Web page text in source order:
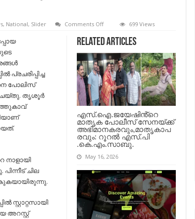
, National, Slider Comments Offon
സ്റ്റാറ്റസായി
ഇട്ടത്
മുന്‍
കാമുകിയുടെ
നഗ്നചിത്രങ്ങള്‍,
ഒടുവില്‍​
യുവാവിനു
കിട്ടിയത്
എട്ടിന്‍റെ
പണി…
699 Views
Related Articles
എസ്.ഐ.ജയേഷിൻ്റെ
മാതൃക പോലീസ് സേനയ്ക്ക്
അഭിമാനകരവും,മാതൃകാപ
രവും: റൂറൽ എസ്.പി
.കെ.എം.സാബു.
May 16, 2026
പ്രചരിപ്പിച്ച
പോലിസ്
തൃശൂര്‍
നാളായി
ചില
സ്റ്റാറ്റസായി
അറസ്റ്റ്